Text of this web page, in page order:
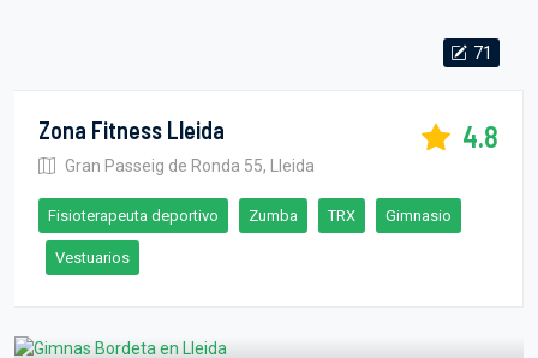
71
Zona Fitness Lleida
Gran Passeig de Ronda 55, Lleida
4.8
Fisioterapeuta deportivo Zumba TRX Gimnasio
Vestuarios